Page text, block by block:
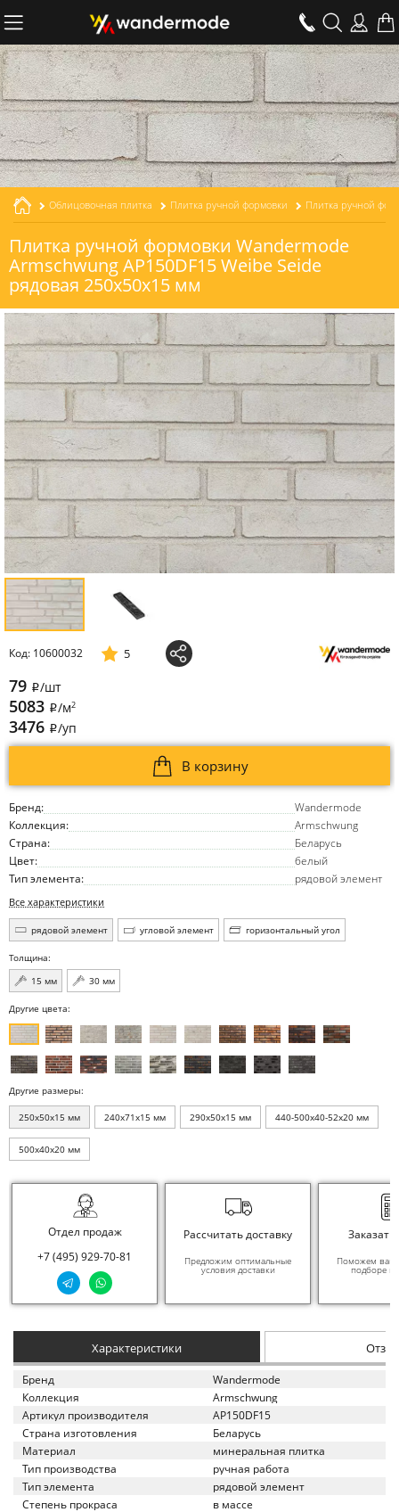
Облицовочная плитка Плитка ручной формовки
Плитка ручной формовки Wandermode
Armschwung AP150DF15 Weibe Seide
рядовая 250x50x15 мм
Бренд:
Wandermode
Коллекция:
Armschwung
Страна:
Беларусь
Цвет:
белый
Тип элемента:
рядовой элемент
Все характеристики
рядовой элемент угловой элемент горизонтальный угол
Толщина:
15 мм
30 мм
Код: 10600032 5
79 i/шт
5083 i/м2
3476 i/уп
В корзину
Другие цвета:
Другие размеры:
250x50x15 мм 240x71x15 мм 290x50x15 мм 440-500x40-52x20 мм
500x40x20 мм
Отдел продаж
+7 (495) 929-70-81
Рассчитать доставку
Предложим оптимальные
условия доставки
Заказать
Поможем вам
подборе
Характеристики
Бренд
Wandermode
Коллекция
Armschwung
Артикул производителя
AP150DF15
Страна изготовления
Беларусь
Материал
минеральная плитка
Тип производства
ручная работа
Тип элемента
рядовой элемент
Степень прокраса
в массе